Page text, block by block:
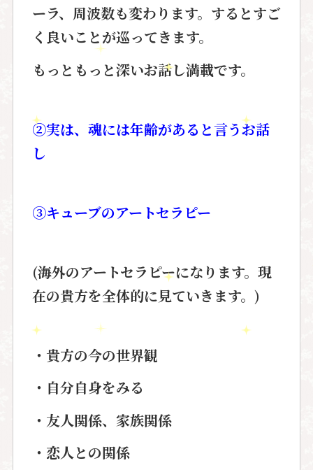
ーラ、周波数も変わります。 するとすご
く良いことが巡ってきます。
もっともっと深いお話し満載です。
②実は、魂には年齢があると言うお話
し
③キューブのアートセラピー
(海外のアートセラピーになります。現
在の貴方を全体的に見ていきます。)
・貴方の今の世界観
・自分自身をみる
・友人関係、家族関係
・恋人との関係